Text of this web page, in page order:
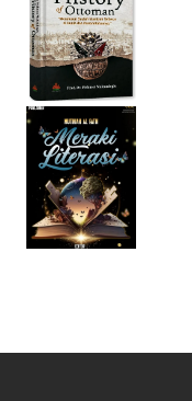
Sartinah
Rempaka
Literasiku